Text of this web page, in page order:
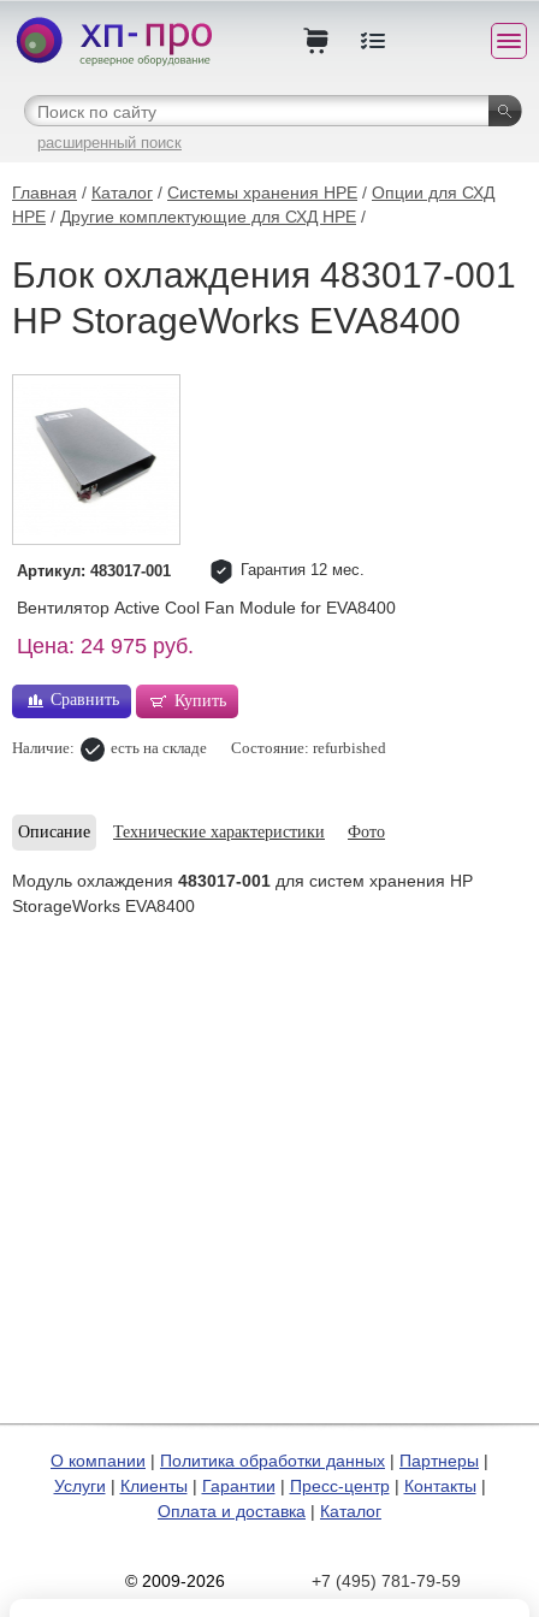
расширенный поиск
Главная / Каталог / Системы хранения HPE / Опции для СХД
HPE / Другие комплектующие для СХД HPE /
Блок охлаждения 483017-001
HP StorageWorks EVA8400
Артикул: 483017-001 Гарантия 12 мес.
Вентилятор Active Cool Fan Module for EVA8400
Цена: 24 975 руб.
Сравнить Купить
Наличие: есть на складе Состояние: refurbished
Описание Технические характеристики Фото
Модуль охлаждения 483017-001 для систем хранения HP
StorageWorks EVA8400
О компании | Политика обработки данных | Партнеры |
Услуги | Клиенты | Гарантии | Пресс-центр| Контакты |
Оплата и доставка | Каталог
© 2009-2026
+7 (495) 781-79-59